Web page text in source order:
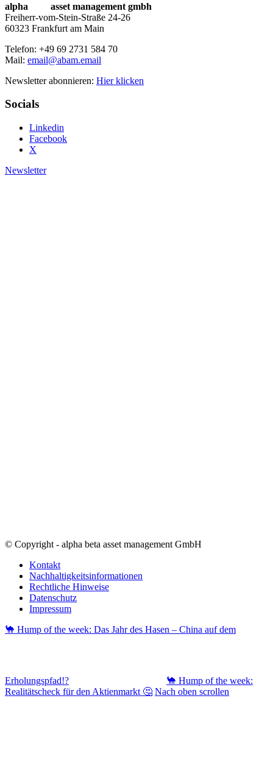
alpha
asset management gmbh
Freiherr-vom-Stein-Straße 24-26
60323 Frankfurt am Main
Telefon: +49 69 2731 584 70
Mail: email@abam.email
Newsletter abonnieren: Hier klicken
Socials
Linkedin
Facebook
X
Newsletter
© Copyright - alpha beta asset management GmbH
Kontakt
Nachhaltigkeitsinformationen
Rechtliche Hinweise
Datenschutz
Impressum
🐪 Hump of the week: Das Jahr des Hasen – China auf dem
Erholungspfad!?
🐪 Hump of the week:
Realitätscheck für den Aktienmarkt 🤔 Nach oben scrollen